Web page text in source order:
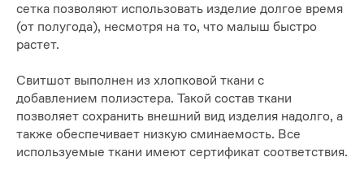
сетка позволяют использовать изделие долгое время
(от полугода), несмотря на то, что малыш быстро
растет.
Свитшот выполнен из хлопковой ткани с
добавлением полиэстера. Такой состав ткани
позволяет сохранить внешний вид изделия надолго, а
также обеспечивает низкую сминаемость. Все
используемые ткани имеют сертификат соответствия.